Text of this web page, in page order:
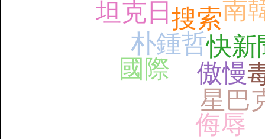
朴鍾哲
搜索南
快新
國際
傲慢
星巴
坦克日
侮辱